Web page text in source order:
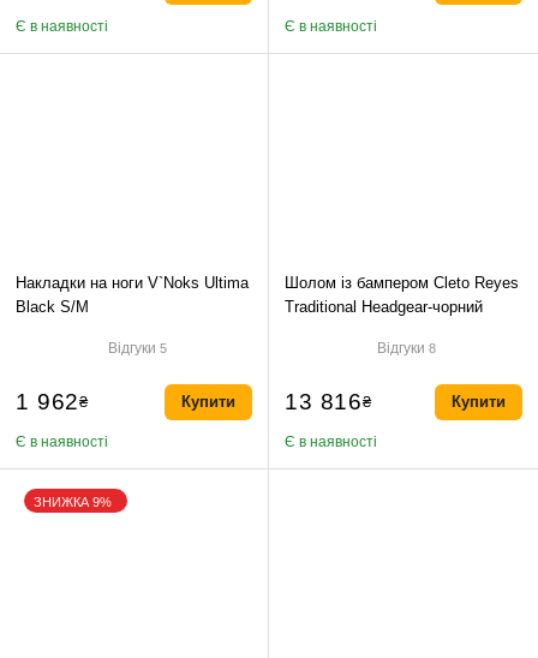
Є в наявності Є в наявності
Накладки на ноги V`Noks Ultima
Black S/M
Відгуки5
1 962₴
Є в наявності
Купити
Шолом із бампером Cleto Reyes
Traditional Headgear-чорний
Відгуки8
13 816₴
Є в наявності
Купити
ЗНИЖКА 9%